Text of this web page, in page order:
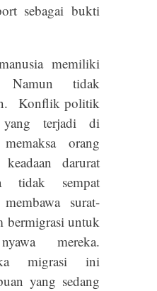
sebagai bukti
memiliki
Namun tidak
Konflik politik
yang terjadi di
orang
darurat
tidak sempat
surat-
bermigrasi untuk
mereka.
migrasi ini
yang sedang